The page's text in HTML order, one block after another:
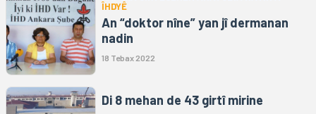
ÎHDYÊ
An “doktor nîne” yan jî dermanan
nadin
18 Tebax 2022
Di 8 mehan de 43 girtî mirine